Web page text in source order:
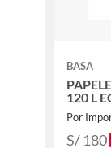
BASA
120 L
Por
S/ 180